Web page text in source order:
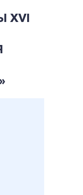
ХVI